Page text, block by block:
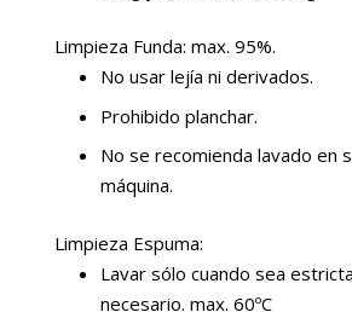
Limpieza Funda: max. 95%.
No usar lejía ni derivados.
Prohibido planchar.
No se recomienda lavado en
máquina.
Limpieza Espuma:
Lavar sólo cuando sea
necesario. max. 60ºC